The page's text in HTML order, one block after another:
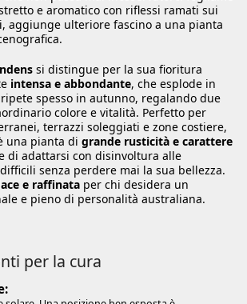
e aromatico con riflessi ramati sui
aggiunge ulteriore fascino a una pianta
si distingue per la sua fioritura
intensa e abbondante, che esplode in
spesso in autunno, regalando due
colore e vitalità. Perfetto per
terrazzi soleggiati e zone costiere,
una pianta di grande rusticità e carattere
di adattarsi con disinvoltura alle
senza perdere mai la sua bellezza.
e raffinata per chi desidera un
e pieno di personalità australiana.
per la cura